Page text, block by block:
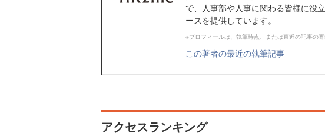
で、人事部や人事に関わる皆様に役
ースを提供しています。
※プロフィールは、執筆時点、または直近の記事の
この著者の最近の執筆記事
アクセスランキング